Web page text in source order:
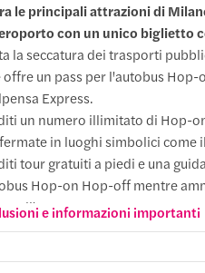
Castello
Castello
le principali attrazioni di
con un unico biglietto
la seccatura dei trasporti
offre un pass per l'autobus
Express.
un numero illimitato di Hop-
in luoghi simbolici come
tour gratuiti a piedi e una
Hop-on Hop-off mentre
all'aperto.
dall'aeroporto di Malpensa
e informazioni importanti